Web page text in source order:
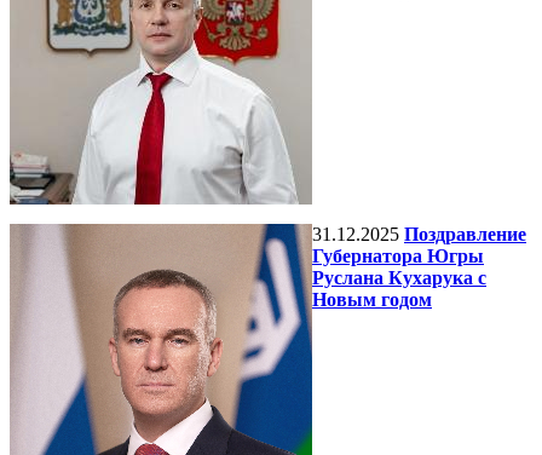
31.12.2025 Поздравление
Губернатора Югры
Руслана Кухарука с
Новым годом